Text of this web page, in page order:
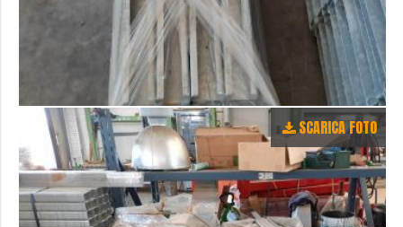
SCARICA FOTO